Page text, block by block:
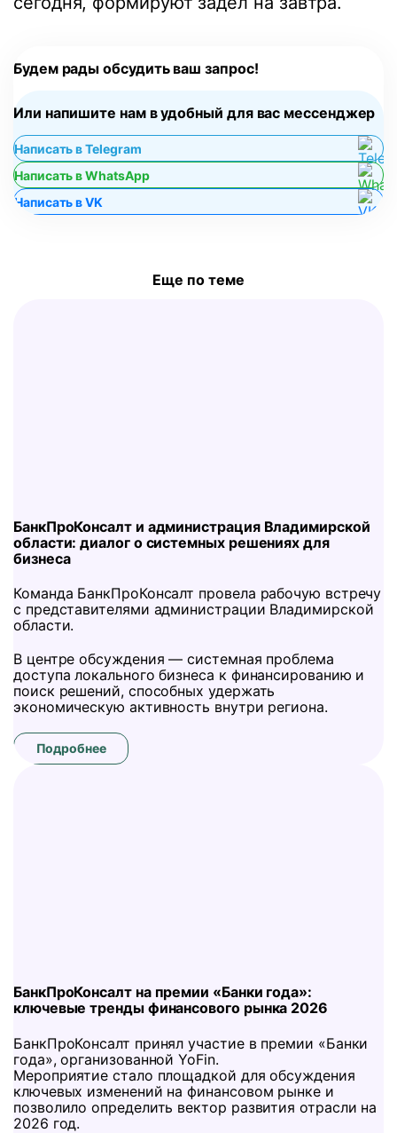
Будем рады обсудить ваш запрос!
Или напишите нам в удобный для вас мессенджер
Написать в Telegram
Написать в WhatsApp
Написать в VK
Еще по теме
БанкПроКонсалт и администрация Владимирской
области: диалог о системных решениях для
бизнеса
Команда БанкПроКонсалт провела рабочую встречу
с представителями администрации Владимирской
области.
В центре обсуждения — системная проблема
доступа локального бизнеса к финансированию и
поиск решений, способных удержать
экономическую активность внутри региона.
Подробнее
БанкПроКонсалт на премии «Банки года»:
ключевые тренды финансового рынка 2026
БанкПроКонсалт принял участие в премии «Банки
года», организованной YoFin.
Мероприятие стало площадкой для обсуждения
ключевых изменений на финансовом рынке и
позволило определить вектор развития отрасли на
2026 год.